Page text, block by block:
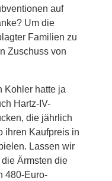
auf
Um die
Familien zu
Zuschuss von
Kohler hatte ja
Hartz-IV-
die jährlich
ihren Kaufpreis in
Lassen wir
Ärmsten die
480-Euro-